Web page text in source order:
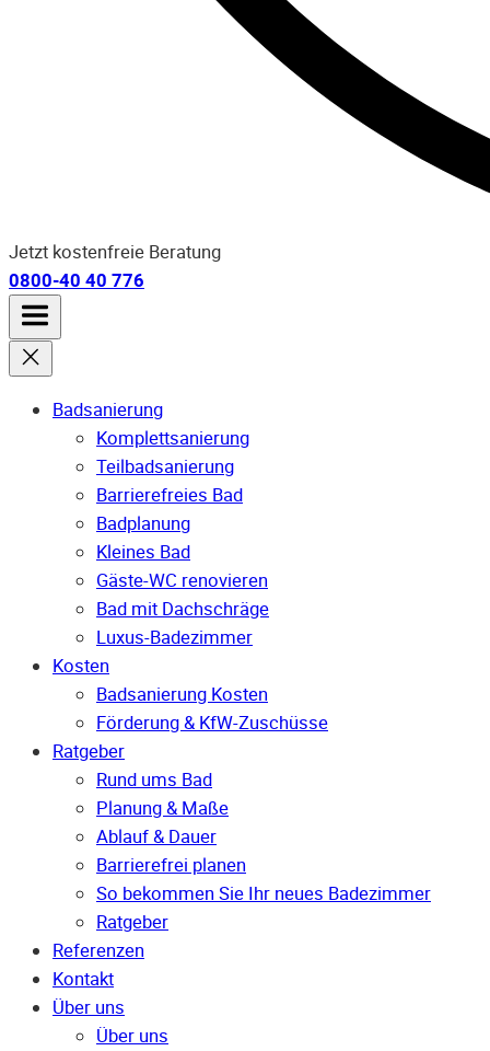
Jetzt kostenfreie Beratung
0800-40 40 776
Badsanierung
Komplettsanierung
Teilbadsanierung
Barrierefreies Bad
Badplanung
Kleines Bad
Gäste-WC renovieren
Bad mit Dachschräge
Luxus-Badezimmer
Kosten
Badsanierung Kosten
Förderung & KfW-Zuschüsse
Ratgeber
Rund ums Bad
Planung & Maße
Ablauf & Dauer
Barrierefrei planen
So bekommen Sie Ihr neues Badezimmer
Ratgeber
Referenzen
Kontakt
Über uns
Über uns